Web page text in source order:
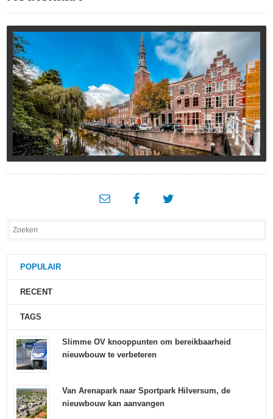
POPULAIR
RECENT
TAGS
Slimme OV knooppunten om bereikbaarheid
nieuwbouw te verbeteren
Van Arenapark naar Sportpark Hilversum, de
nieuwbouw kan aanvangen